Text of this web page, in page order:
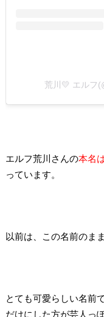
荒川💛 エルフ
エルフ荒川さんの本名
っています。
以前は、この名前のま
とても可愛らしい名前
だけにした方が芸人っ